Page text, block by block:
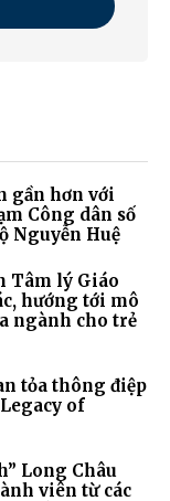
gần hơn với
Công dân số
Nguyễn Huệ
Tâm lý Giáo
hướng tới mô
ngành cho trẻ
tỏa thông điệp
of
Long Châu
viên từ các